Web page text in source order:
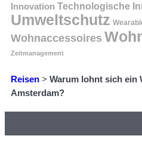
Innovation Technologische
Umweltschutz
Wohnaccessoires
Zeitmanagement
Reisen > Warum lohnt sich ein
Amsterdam?